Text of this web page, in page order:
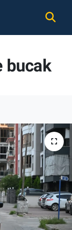
bucak